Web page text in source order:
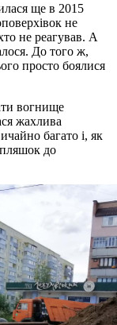
ще в 2015
не
не реагував. А
До того ж,
просто боялися
вогнище
жахлива
багато і, як
до